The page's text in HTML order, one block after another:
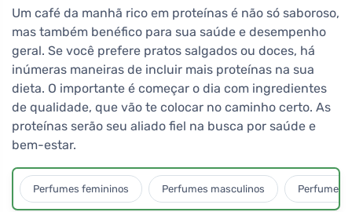
Um café da manhã rico em proteínas é não só saboroso,
mas também benéfico para sua saúde e desempenho
geral. Se você prefere pratos salgados ou doces, há
inúmeras maneiras de incluir mais proteínas na sua
dieta. O importante é começar o dia com ingredientes
de qualidade, que vão te colocar no caminho certo. As
proteínas serão seu aliado fiel na busca por saúde e
bem-estar.
Perfumes femininos Perfumes masculinos Perfumes